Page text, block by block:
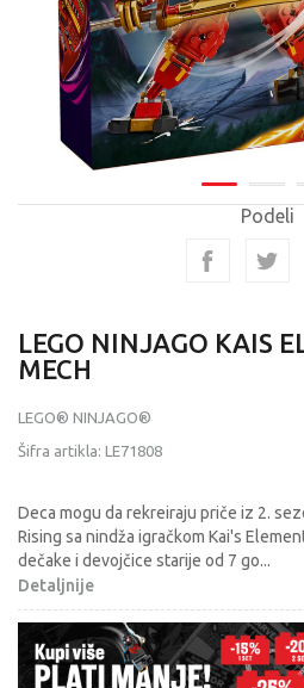
Podeli
LEGO NINJAGO KAIS
MECH
LEGO® NINJAGO®
Šifra artikla: LE71808
Deca mogu da rekreiraju priče iz 2.
Rising sa nindža igračkom Kai's
dečake i devojčice starije od 7 go...
Detaljnije